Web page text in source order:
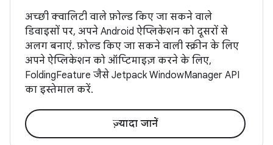
अच्छी क्वालिटी वाले फ़ोल्ड किए जा सकने वाले
डिवाइसों पर, अपने Android ऐप्लिकेशन को दूसरों से
अलग बनाएं. फ़ोल्ड किए जा सकने वाली स्क्रीन के लिए
अपने ऐप्लिकेशन को ऑप्टिमाइज़ करने के लिए,
FoldingFeature जैसे Jetpack WindowManager API
का इस्तेमाल करें.
ज़्यादा जानें